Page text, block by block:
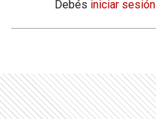
Debés iniciar sesión